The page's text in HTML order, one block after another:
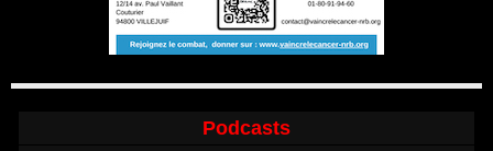
Podcasts